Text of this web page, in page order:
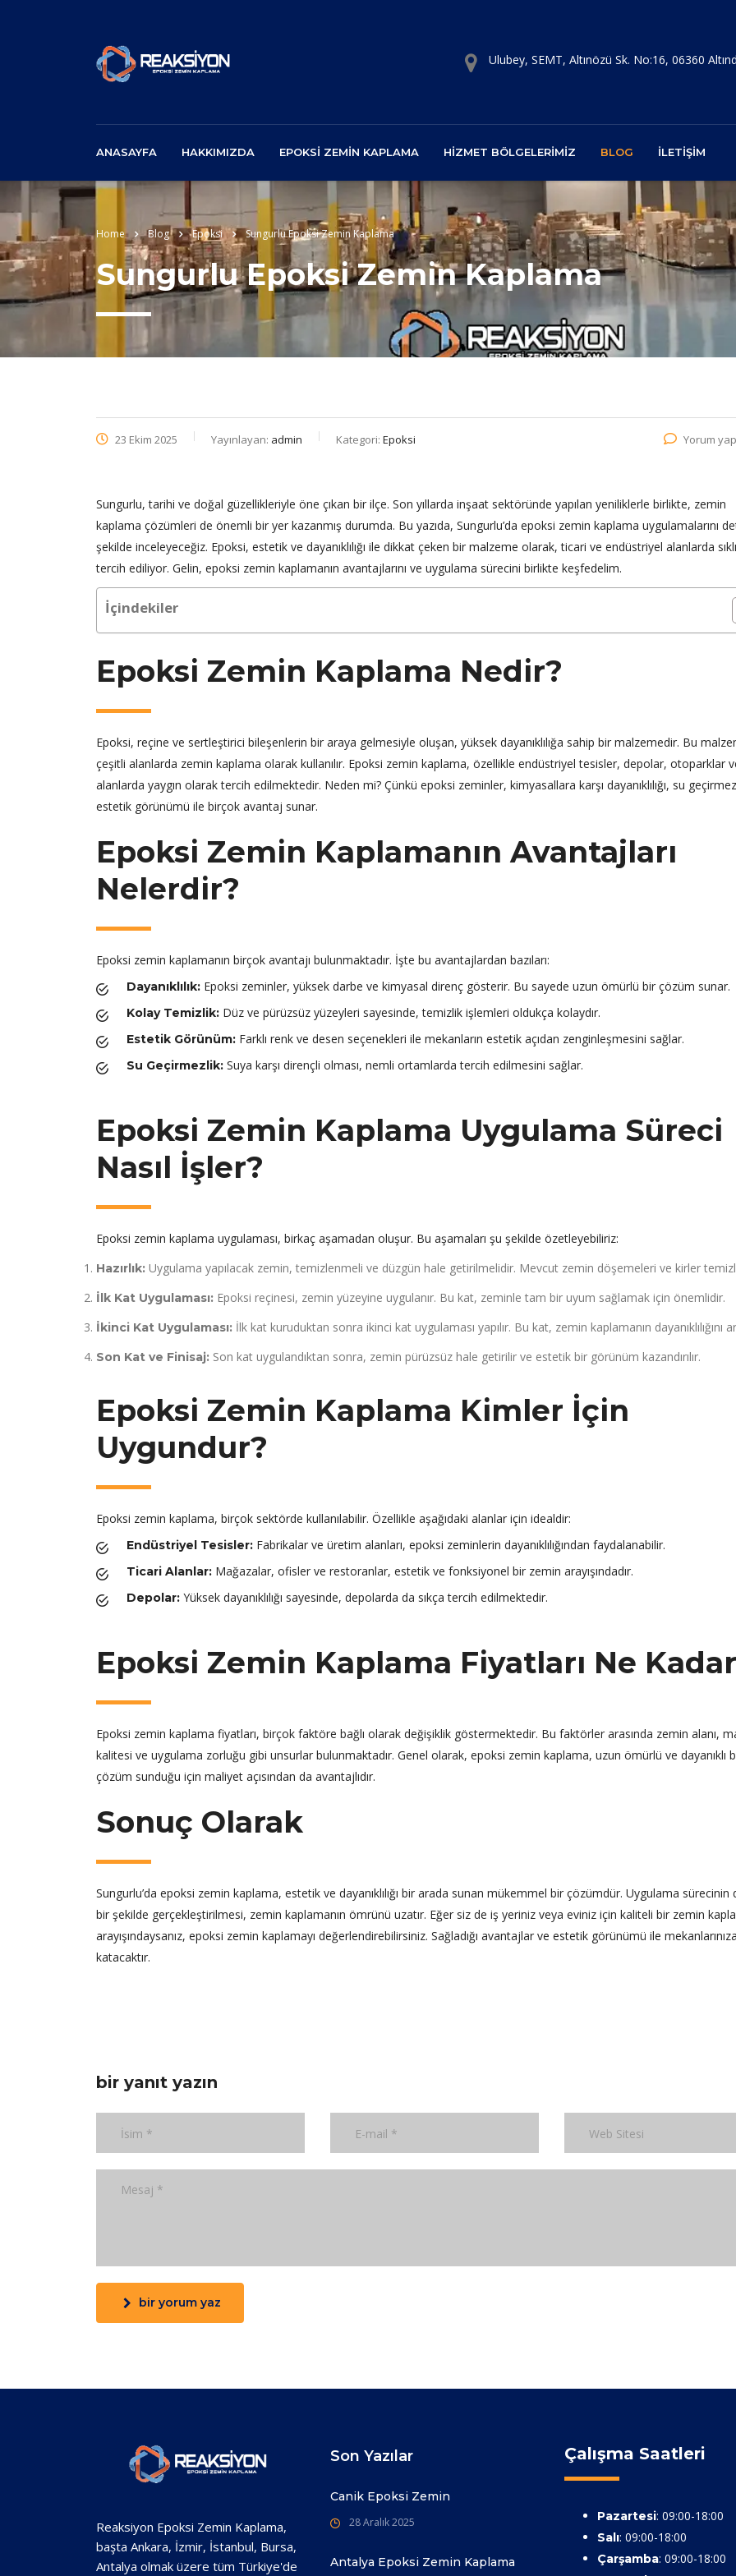
Ulubey, SEMT, Altınözü Sk. No:16, 06360
ANASAYFA HAKKIMIZDA EPOKSI ZEMIN KAPLAMA HIZMET BÖLGELERIMIZ BLOG İLETIŞIM
Home Blog Epoksi Sungurlu Epoksi Zemin Kaplama
Sungurlu Epoksi Zemin Kaplama
23 Ekim 2025 Yayınlayan: admin Kategori: Epoksi Yorum
Sungurlu, tarihi ve doğal güzellikleriyle öne çıkan bir ilçe. Son yıllarda inşaat sektöründe yapılan yeniliklerle birlikte, zemin
kaplama çözümleri de önemli bir yer kazanmış durumda. Bu yazıda, Sungurlu’da epoksi zemin kaplama uygulamalarını
şekilde inceleyeceğiz. Epoksi, estetik ve dayanıklılığı ile dikkat çeken bir malzeme olarak, ticari ve endüstriyel alanlarda
tercih ediliyor. Gelin, epoksi zemin kaplamanın avantajlarını ve uygulama sürecini birlikte keşfedelim.
İçindekiler
Epoksi Zemin Kaplama Nedir?
Epoksi, reçine ve sertleştirici bileşenlerin bir araya gelmesiyle oluşan, yüksek dayanıklılığa sahip bir malzemedir. Bu
çeşitli alanlarda zemin kaplama olarak kullanılır. Epoksi zemin kaplama, özellikle endüstriyel tesisler, depolar, otoparklar
alanlarda yaygın olarak tercih edilmektedir. Neden mi? Çünkü epoksi zeminler, kimyasallara karşı dayanıklılığı, su
estetik görünümü ile birçok avantaj sunar.
Epoksi Zemin Kaplamanın Avantajları
Nelerdir?
Epoksi zemin kaplamanın birçok avantajı bulunmaktadır. İşte bu avantajlardan bazıları:
Dayanıklılık: Epoksi zeminler, yüksek darbe ve kimyasal direnç gösterir. Bu sayede uzun ömürlü bir çözüm sunar.
Kolay Temizlik: Düz ve pürüzsüz yüzeyleri sayesinde, temizlik işlemleri oldukça kolaydır.
Estetik Görünüm: Farklı renk ve desen seçenekleri ile mekanların estetik açıdan zenginleşmesini sağlar.
Su Geçirmezlik: Suya karşı dirençli olması, nemli ortamlarda tercih edilmesini sağlar.
Epoksi Zemin Kaplama Uygulama Süreci
Nasıl İşler?
Epoksi zemin kaplama uygulaması, birkaç aşamadan oluşur. Bu aşamaları şu şekilde özetleyebiliriz:
Hazırlık: Uygulama yapılacak zemin, temizlenmeli ve düzgün hale getirilmelidir. Mevcut zemin döşemeleri ve kirler
İlk Kat Uygulaması: Epoksi reçinesi, zemin yüzeyine uygulanır. Bu kat, zeminle tam bir uyum sağlamak için önemlidir.
İkinci Kat Uygulaması: İlk kat kuruduktan sonra ikinci kat uygulaması yapılır. Bu kat, zemin kaplamanın dayanıklılığını
Son Kat ve Finisaj: Son kat uygulandıktan sonra, zemin pürüzsüz hale getirilir ve estetik bir görünüm kazandırılır.
Epoksi Zemin Kaplama Kimler İçin
Uygundur?
Epoksi zemin kaplama, birçok sektörde kullanılabilir. Özellikle aşağıdaki alanlar için idealdir:
Endüstriyel Tesisler: Fabrikalar ve üretim alanları, epoksi zeminlerin dayanıklılığından faydalanabilir.
Ticari Alanlar: Mağazalar, ofisler ve restoranlar, estetik ve fonksiyonel bir zemin arayışındadır.
Depolar: Yüksek dayanıklılığı sayesinde, depolarda da sıkça tercih edilmektedir.
Epoksi Zemin Kaplama Fiyatları Ne
Epoksi zemin kaplama fiyatları, birçok faktöre bağlı olarak değişiklik göstermektedir. Bu faktörler arasında zemin alanı,
kalitesi ve uygulama zorluğu gibi unsurlar bulunmaktadır. Genel olarak, epoksi zemin kaplama, uzun ömürlü ve dayanıklı
çözüm sunduğu için maliyet açısından da avantajlıdır.
Sonuç Olarak
Sungurlu’da epoksi zemin kaplama, estetik ve dayanıklılığı bir arada sunan mükemmel bir çözümdür. Uygulama sürecinin
bir şekilde gerçekleştirilmesi, zemin kaplamanın ömrünü uzatır. Eğer siz de iş yeriniz veya eviniz için kaliteli bir zemin
arayışındaysanız, epoksi zemin kaplamayı değerlendirebilirsiniz. Sağladığı avantajlar ve estetik görünümü ile
katacaktır.
bir yanıt yazın
bir yorum yaz
Reaksiyon Epoksi Zemin Kaplama,
başta Ankara, İzmir, İstanbul, Bursa,
Antalya olmak üzere tüm Türkiye'de
Son Yazılar
Canik Epoksi Zemin
28 Aralık 2025
Antalya Epoksi Zemin Kaplama
Çalışma Saatleri
Pazartesi: 09:00-18:00
Salı: 09:00-18:00
Çarşamba: 09:00-18:00